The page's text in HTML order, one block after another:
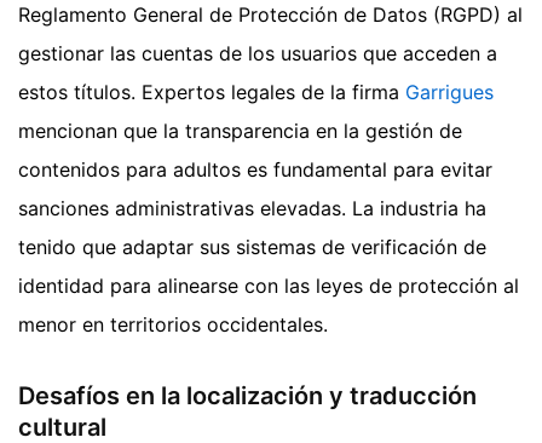
Reglamento General de Protección de Datos (RGPD) al
gestionar las cuentas de los usuarios que acceden a
estos títulos. Expertos legales de la firma Garrigues
mencionan que la transparencia en la gestión de
contenidos para adultos es fundamental para evitar
sanciones administrativas elevadas. La industria ha
tenido que adaptar sus sistemas de verificación de
identidad para alinearse con las leyes de protección al
menor en territorios occidentales.
Desafíos en la localización y traducción
cultural